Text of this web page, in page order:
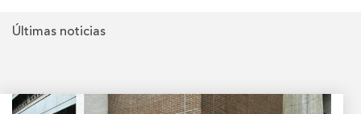
Últimas noticias